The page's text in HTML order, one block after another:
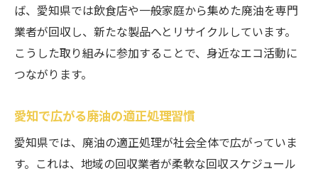
ば、愛知県では飲食店や一般家庭から集めた廃油を専門
業者が回収し、新たな製品へとリサイクルしています。
こうした取り組みに参加することで、身近なエコ活動に
つながります。
愛知で広がる廃油の適正処理習慣
愛知県では、廃油の適正処理が社会全体で広がっていま
す。これは、地域の回収業者が柔軟な回収スケジュール